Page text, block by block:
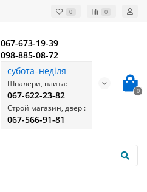
0 0
067-673-19-39
098-885-08-72
субота–неділя
Шпалери, плита:
067-622-23-82
Строй магазин, двері:
067-566-91-81
0